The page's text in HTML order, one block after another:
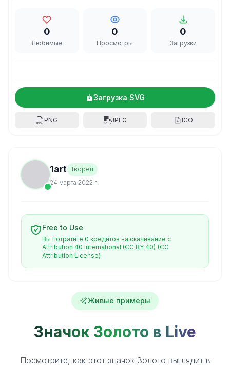
0
Любимые
0
Просмотры
0
Загрузки
Загрузка SVG
PNG JPEG ICO
1art Творец
24 марта 2022 г.
Free to Use
Вы потратите 0 кредитов на скачивание с
Attribution 40 International (CC BY 40) (CC
Attribution License)
Живые примеры
Значок Золото в Live
Посмотрите, как этот значок Золото выглядит в